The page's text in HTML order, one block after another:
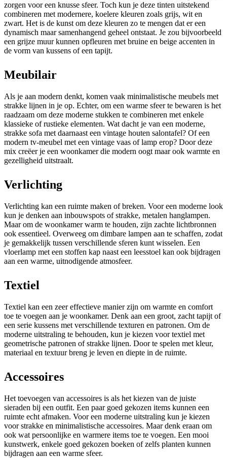
zorgen voor een knusse sfeer. Toch kun je deze tinten uitstekend
combineren met modernere, koelere kleuren zoals grijs, wit en
zwart. Het is de kunst om deze kleuren zo te mengen dat er een
dynamisch maar samenhangend geheel ontstaat. Je zou bijvoorbeeld
een grijze muur kunnen opfleuren met bruine en beige accenten in
de vorm van kussens of een tapijt.
Meubilair
Als je aan modern denkt, komen vaak minimalistische meubels met
strakke lijnen in je op. Echter, om een warme sfeer te bewaren is het
raadzaam om deze moderne stukken te combineren met enkele
klassieke of rustieke elementen. Wat dacht je van een moderne,
strakke sofa met daarnaast een vintage houten salontafel? Of een
modern tv-meubel met een vintage vaas of lamp erop? Door deze
mix creëer je een woonkamer die modern oogt maar ook warmte en
gezelligheid uitstraalt.
Verlichting
Verlichting kan een ruimte maken of breken. Voor een moderne look
kun je denken aan inbouwspots of strakke, metalen hanglampen.
Maar om de woonkamer warm te houden, zijn zachte lichtbronnen
ook essentieel. Overweeg om dimbare lampen aan te schaffen, zodat
je gemakkelijk tussen verschillende sferen kunt wisselen. Een
vloerlamp met een stoffen kap naast een leesstoel kan ook bijdragen
aan een warme, uitnodigende atmosfeer.
Textiel
Textiel kan een zeer effectieve manier zijn om warmte en comfort
toe te voegen aan je woonkamer. Denk aan een groot, zacht tapijt of
een serie kussens met verschillende texturen en patronen. Om de
moderne uitstraling te behouden, kun je kiezen voor textiel met
geometrische patronen of strakke lijnen. Door te spelen met kleur,
materiaal en textuur breng je leven en diepte in de ruimte.
Accessoires
Het toevoegen van accessoires is als het kiezen van de juiste
sieraden bij een outfit. Een paar goed gekozen items kunnen een
ruimte echt afmaken. Voor een moderne uitstraling kun je kiezen
voor strakke en minimalistische accessoires. Maar denk eraan om
ook wat persoonlijke en warmere items toe te voegen. Een mooi
kunstwerk, enkele goed gekozen boeken of zelfs planten kunnen
bijdragen aan een warme sfeer.